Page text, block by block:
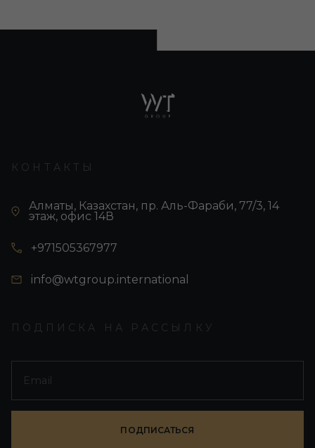
КОНТАКТЫ
Алматы, Казахстан, пр. Аль-Фараби, 77/3, 14
этаж, офис 14В
+971505367977
info@wtgroup.international
ПОДПИСКА НА РАССЫЛКУ
ПОДПИСАТЬСЯ